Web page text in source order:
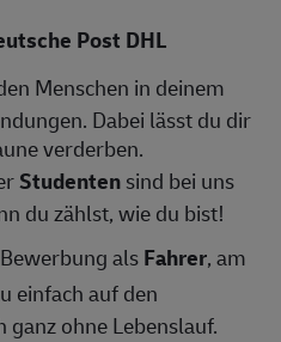
Post DHL
Menschen in deinem
Dabei lässt du dir
verderben.
Studentensind bei uns
du zählst, wie du bist!
alsFahrer, am
einfach auf den
ohne Lebenslauf.